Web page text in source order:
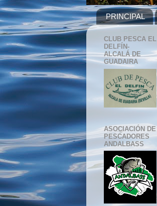
PRINCIPAL
CLUB PESCA EL
DELFÍN-
ALCALÁ DE
GUADAIRA
ASOCIACIÓN DE
PESCADORES
ANDALBASS